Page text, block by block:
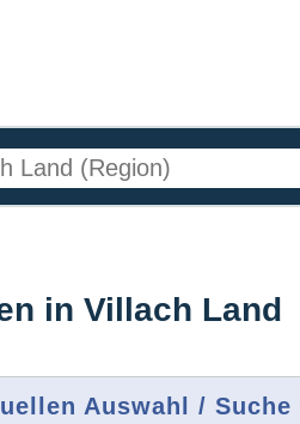
in Villach Land
Auswahl /